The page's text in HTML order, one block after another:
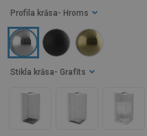
Stikla krāsa - Grafīts
Profila krāsa - Hroms